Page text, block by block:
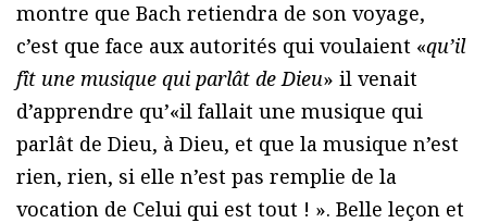
montre que Bach retiendra de son voyage,
c’est que face aux autorités qui voulaient «qu’il
fît une musique qui parlât de Dieu» il venait
d’apprendre qu’«il fallait une musique qui
parlât de Dieu, à Dieu, et que la musique n’est
rien, rien, si elle n’est pas remplie de la
vocation de Celui qui est tout ! ». Belle leçon et